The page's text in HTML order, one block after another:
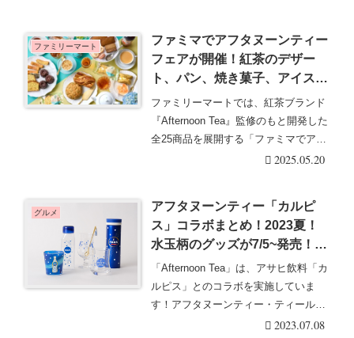
ファミリーマート
ファミマでアフタヌーンティー
フェアが開催！紅茶のデザー
ト、パン、焼き菓子、アイス、
ピーチ＆マンゴー香るルイボス
ティー、フラッペなど全25種類
の大型コラボが新発売！口コミ
ファミリーマートでは、紅茶ブランド
『Afternoon Tea』監修のもと開発した
全25商品を展開する「ファミマでアフ
2025.05.20
グルメ
アフタヌーンティー「カルピ
ス」コラボまとめ！2023夏！
水玉柄のグッズが7/5~発売！シ
ャーベットドリンクの限定メニ
ューも！種類・期間・口コミま
とめ！
「Afternoon Tea」は、アサヒ飲料「カ
ルピス」とのコラボを実施していま
す！アフタヌーンティー・ティールー
2023.07.08